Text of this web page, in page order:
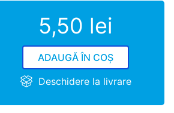
5,50 lei
ADAUGĂ ÎN COȘ
Deschidere la livrare